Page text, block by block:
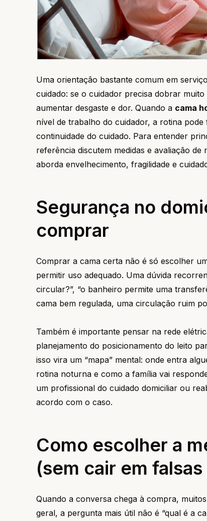
Uma orientação bastante comum em
cuidado: se o cuidador precisa dobrar
aumentar desgaste e dor. Quando a cama
nível de trabalho do cuidador, a rotina
continuidade do cuidado. Para entender
referência discutem medidas e avaliação
aborda envelhecimento, fragilidade e
Segurança no
comprar
Comprar a cama certa não é só escolher
permitir uso adequado. Uma dúvida
circular?”, “o banheiro permite uma
cama bem regulada, uma circulação ruim
Também é importante pensar na rede
planejamento do posicionamento do leito
isso vira um “mapa” mental: onde entra
rotina noturna e como a família vai
um profissional do cuidado domiciliar ou
acordo com o caso.
Como escolher a
(sem cair em
Quando a conversa chega à compra,
geral, a pergunta mais útil não é “qual é a